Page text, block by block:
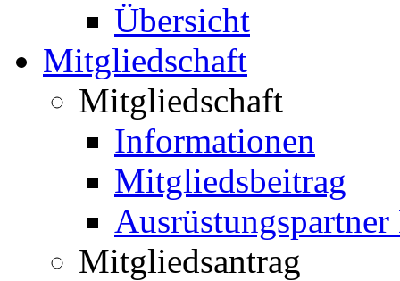
Übersicht
Mitgliedschaft
Mitgliedschaft
Informationen
Mitgliedsbeitrag
Mitgliedsantrag